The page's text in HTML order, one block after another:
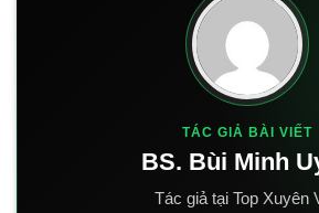
TÁC GIẢ BÀI VIẾT
BS. Bùi Minh
Tác giả tại Top Xuyên